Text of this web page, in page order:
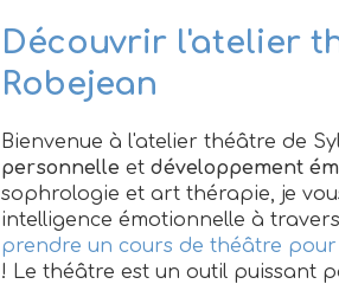
Découvrir l'atelier
Robejean
Bienvenue à l'atelier théâtre de
personnelle et développement
sophrologie et art thérapie, je
intelligence émotionnelle à
prendre un cours de théâtre
! Le théâtre est un outil puissant